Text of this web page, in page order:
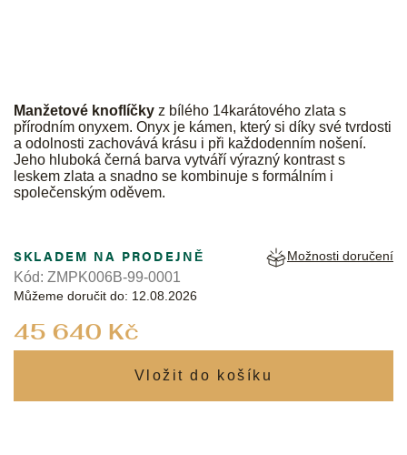
Manžetové knoflíčky z bílého 14karátového zlata s
přírodním onyxem. Onyx je kámen, který si díky své tvrdosti
a odolnosti zachovává krásu i při každodenním nošení.
Jeho hluboká černá barva vytváří výrazný kontrast s
leskem zlata a snadno se kombinuje s formálním i
společenským oděvem.
45 640 Kč
SKLADEM NA PRODEJNĚ
Můžeme doručit do: 12.08.2026
Možnosti doručení
Kód: ZMPK006B-99-0001